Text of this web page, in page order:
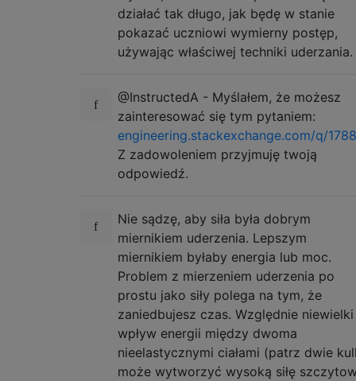
działać tak długo, jak będę w stanie
pokazać uczniowi wymierny postęp,
używając właściwej techniki uderzania.
@InstructedA - Myślałem, że możesz
zainteresować się tym pytaniem:
engineering.stackexchange.com/q/
Z zadowoleniem przyjmuję twoją
odpowiedź.
Nie sądzę, aby siła była dobrym
miernikiem uderzenia. Lepszym
miernikiem byłaby energia lub moc.
Problem z mierzeniem uderzenia po
prostu jako siły polega na tym, że
zaniedbujesz czas. Względnie niewielki
wpływ energii między dwoma
nieelastycznymi ciałami (patrz dwie
może wytworzyć wysoką siłę